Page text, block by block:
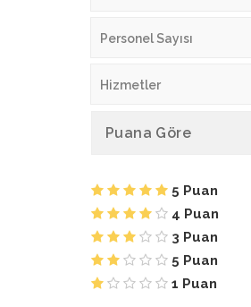
Personel Sayısı
Hizmetler
Puana Göre
5 Puan
4 Puan
3 Puan
5 Puan
1 Puan